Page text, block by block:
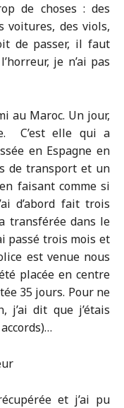
de choses : des
voitures, des viols,
de passer, il faut
je n’ai pas
au Maroc. Un jour,
C’est elle qui a
en Espagne en
de transport et un
faisant comme si
d’abord fait trois
transférée dans le
passé trois mois et
est venue nous
placée en centre
35 jours. Pour ne
j’ai dit que j’étais
et j’ai pu